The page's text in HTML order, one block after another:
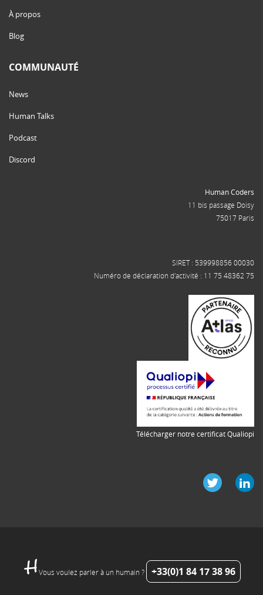
À propos
Blog
COMMUNAUTÉ
News
Human Talks
Podcast
Discord
Human Coders
11 bis passage Doisy
75017 Paris
SIRET : 539998856 00030
Numéro de déclaration d'activité : 11 75 48362 75
Télécharger notre certificat Qualiopi
Vous voulez parler à un humain ? +33(0)1 84 17 38 96